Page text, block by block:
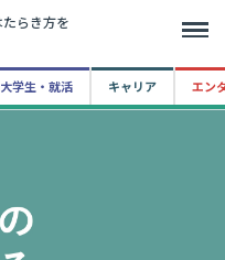
らき方を
大学生・就活 キャリア エン